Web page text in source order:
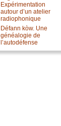
Expérimentation
autour d’un atelier
radiophonique
Défann kòw. Une
généalogie de
l’autodéfense